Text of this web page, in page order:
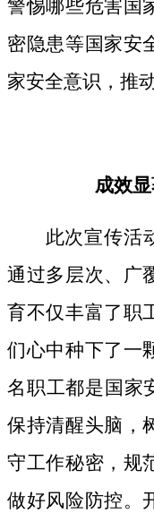
警惕哪些危害国
密隐患等国家安
家安全意识，推
成效
此次宣传活
通过多层次、广
育不仅丰富了职
们心中种下了一
名职工都是国家
保持清醒头脑，
守工作秘密，规
做好风险防控。